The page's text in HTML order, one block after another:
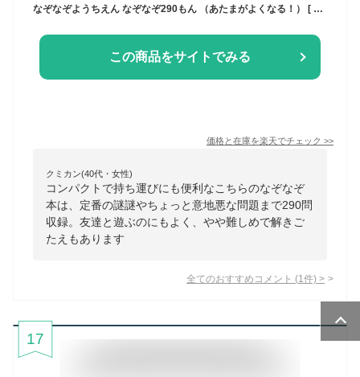
なぞなぞようちえん なぞなぞ290もん （あたまがよくなる！） [ 近野十志夫 ]
この商品をサイトでみる
価格と在庫を楽天でチェック >>
クミカン(40代・女性)
コンパクトで持ち運びにも便利なこちらのなぞなぞ
本は、定番の謎謎やちょっと意地悪な問題まで290問
収録。友達と遊ぶのにもよく、やや難しめで解きご
たえもあります
全てのおすすめコメント (1 件) >
17